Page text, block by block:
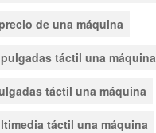
de una máquina
táctil una máquina
táctil una máquina
táctil una máquina